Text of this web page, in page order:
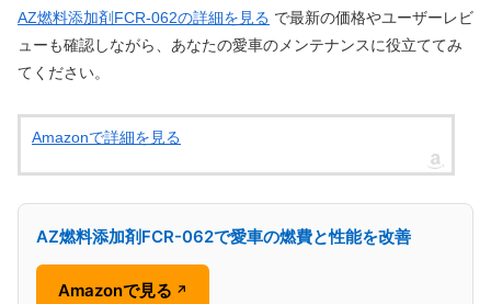
AZ燃料添加剤FCR-062の詳細を見る で最新の価格やユーザーレビ
ューも確認しながら、あなたの愛車のメンテナンスに役立ててみ
てください。
Amazonで詳細を見る
AZ燃料添加剤FCR-062で愛車の燃費と性能を改善
Amazonで見る ↗